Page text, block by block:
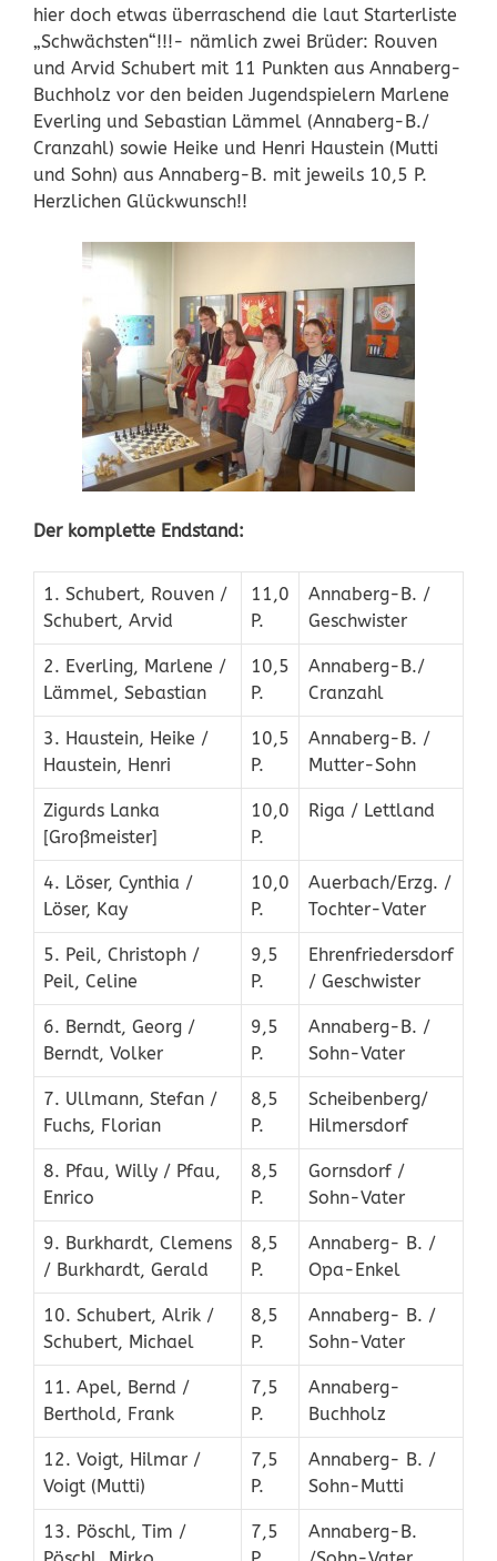
hier doch etwas überraschend die laut Starterliste
„Schwächsten“!!!- nämlich zwei Brüder: Rouven
und Arvid Schubert mit 11 Punkten aus Annaberg-
Buchholz vor den beiden Jugendspielern Marlene
Everling und Sebastian Lämmel (Annaberg-B./
Cranzahl) sowie Heike und Henri Haustein (Mutti
und Sohn) aus Annaberg-B. mit jeweils 10,5 P.
Herzlichen Glückwunsch!!
Der komplette Endstand:
1. Schubert, Rouven /
Schubert, Arvid
11,0
P.
Annaberg-B. /
Geschwister
2. Everling, Marlene /
Lämmel, Sebastian
10,5
P.
Annaberg-B./
Cranzahl
3. Haustein, Heike /
Haustein, Henri
10,5
P.
Annaberg-B. /
Mutter-Sohn
Zigurds Lanka
[Großmeister]
10,0
P.
Riga / Lettland
4. Löser, Cynthia /
Löser, Kay
10,0
P.
Auerbach/Erzg. /
Tochter-Vater
5. Peil, Christoph /
Peil, Celine
9,5
P.
Ehrenfriedersdorf
/ Geschwister
6. Berndt, Georg /
Berndt, Volker
9,5
P.
Annaberg-B. /
Sohn-Vater
7. Ullmann, Stefan /
Fuchs, Florian
8,5
P.
Scheibenberg/
Hilmersdorf
8. Pfau, Willy / Pfau,
Enrico
8,5
P.
Gornsdorf /
Sohn-Vater
9. Burkhardt, Clemens
/ Burkhardt, Gerald
8,5
P.
Annaberg- B. /
Opa-Enkel
10. Schubert, Alrik /
Schubert, Michael
8,5
P.
Annaberg- B. /
Sohn-Vater
11. Apel, Bernd /
Berthold, Frank
7,5
P.
Annaberg-
Buchholz
12. Voigt, Hilmar /
Voigt (Mutti)
7,5
P.
Annaberg- B. /
Sohn-Mutti
13. Pöschl, Tim /
7,5
Annaberg-B.